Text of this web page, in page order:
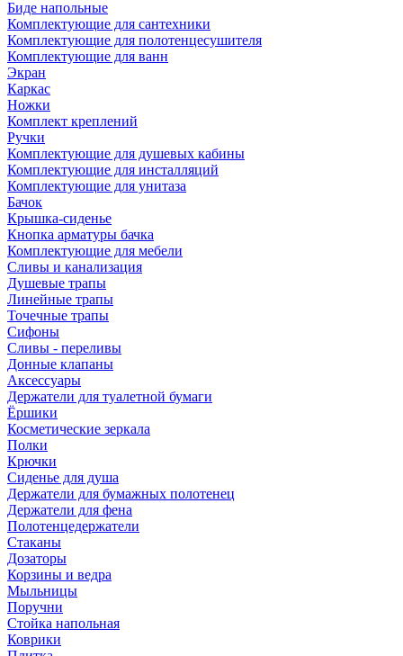
Биде напольные
Комплектующие для сантехники
Комплектующие для полотенцесушителя
Комплектующие для ванн
Экран
Каркас
Ножки
Комплект креплений
Ручки
Комплектующие для душевых кабины
Комплектующие для инсталляций
Комплектующие для унитаза
Бачок
Крышка-сиденье
Кнопка арматуры бачка
Комплектующие для мебели
Сливы и канализация
Душевые трапы
Линейные трапы
Точечные трапы
Сифоны
Сливы - переливы
Донные клапаны
Аксессуары
Держатели для туалетной бумаги
Ёршики
Косметические зеркала
Полки
Крючки
Сиденье для душа
Держатели для бумажных полотенец
Держатели для фена
Полотенцедержатели
Стаканы
Дозаторы
Корзины и ведра
Мыльницы
Поручни
Стойка напольная
Коврики